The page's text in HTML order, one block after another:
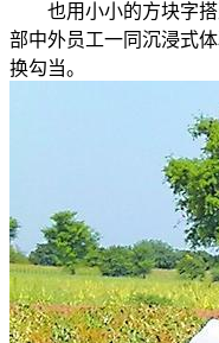
也用小小的方块字搭
部中外员工一同沉浸式
换勾当。